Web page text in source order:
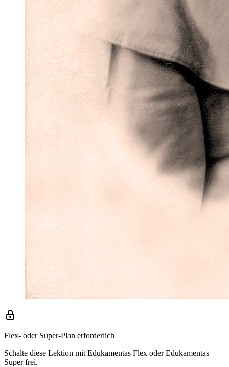
Flex- oder Super-Plan erforderlich
Schalte diese Lektion mit Edukamentas Flex oder Edukamentas
Super frei.